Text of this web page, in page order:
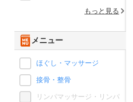
もっと見る
メニュー
ほぐし・マッサージ
接骨・整骨
リンパマッサージ・リンパ